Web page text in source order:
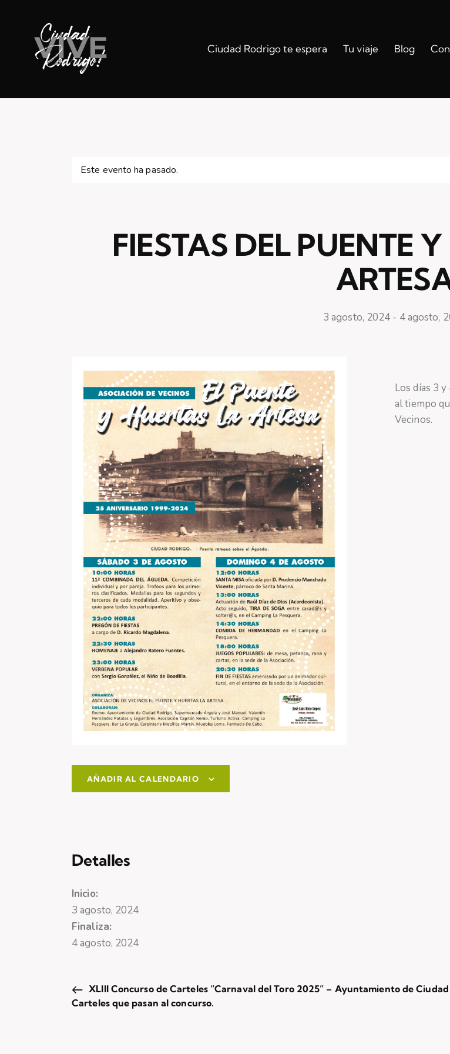
Ciudad Rodrigo te espera Tu viaje Blog
Este evento ha pasado.
FIESTAS DEL PUENTE
3 agosto, 2024 - 4 agosto,
Los días 3
al tiempo
Vecinos.
AÑADIR AL CALENDARIO
Detalles
Inicio:
3 agosto, 2024
Finaliza:
4 agosto, 2024
XLIII Concurso de Carteles “Carnaval del Toro 2025” – Ayuntamiento de
Carteles que pasan al concurso.